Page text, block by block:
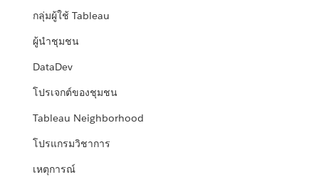
กลุ่มผู้ใช้ Tableau
ผู้นำชุมชน
DataDev
โปรเจกต์ของชุมชน
Tableau Neighborhood
โปรแกรมวิชาการ
เหตุการณ์